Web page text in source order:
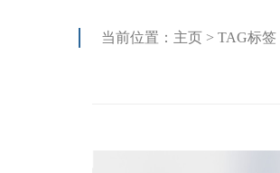
当前位置： 主页 >TAG标签